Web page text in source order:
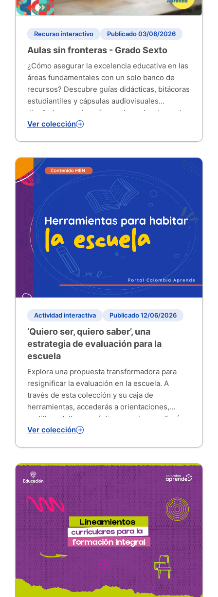
Recurso interactivo Publicado 03/08/2026
Aulas sin fronteras - Grado Sexto
¿Cómo asegurar la excelencia educativa en las
áreas fundamentales con un solo banco de
recursos? Descubre guías didácticas, bitácoras
estudiantiles y cápsulas audiovisuales
diseñadas para transformar las aulas de grado
6°.
Ver colección
Actividad interactiva Publicado 12/06/2026
‘Quiero ser, quiero saber’, una
estrategia de evaluación para la
escuela
Explora una propuesta transformadora para
resignificar la evaluación en la escuela. A
través de esta colección y su caja de
herramientas, accederás a orientaciones,
cartillas y talleres prácticos que te enseñarán a
usar los resultados del aprendizaje para
Ver colección